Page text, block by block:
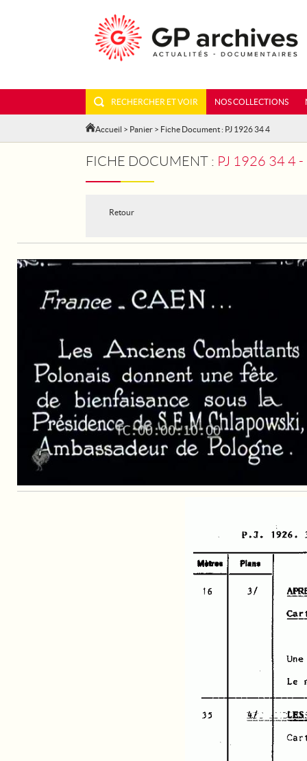
RECHERCHER ET VOIR NOS COLLECTIONS
Accueil > Panier > Fiche Document : PJ 1926 34 4
FICHE DOCUMENT : PJ 1926 34 4 -
Retour